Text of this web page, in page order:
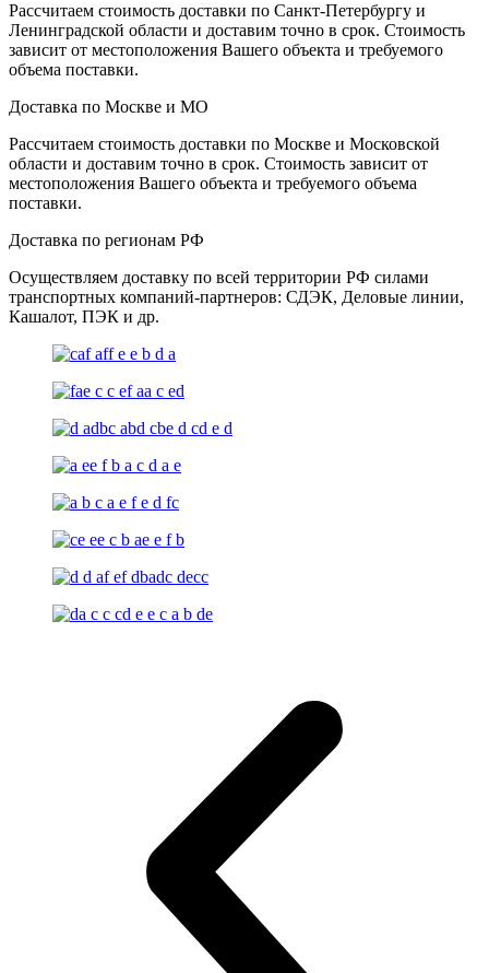
Рассчитаем стоимость доставки по Санкт-Петербургу и
Ленинградской области и доставим точно в срок. Стоимость
зависит от местоположения Вашего объекта и требуемого
объема поставки.
Доставка по Москве и МО
Рассчитаем стоимость доставки по Москве и Московской
области и доставим точно в срок. Стоимость зависит от
местоположения Вашего объекта и требуемого объема
поставки.
Доставка по регионам РФ
Осуществляем доставку по всей территории РФ силами
транспортных компаний-партнеров: СДЭК, Деловые линии,
Кашалот, ПЭК и др.